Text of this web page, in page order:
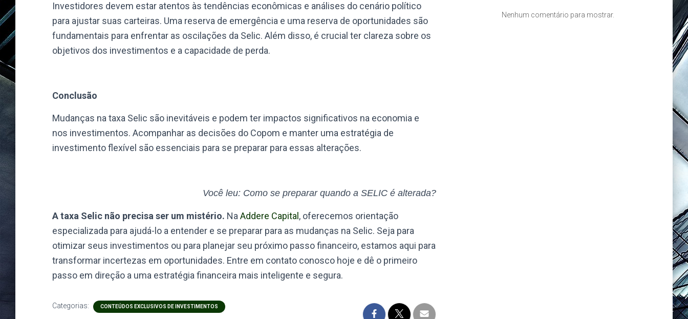
Investidores devem estar atentos às tendências econômicas e análises do cenário político
para ajustar suas carteiras. Uma reserva de emergência e uma reserva de oportunidades são
fundamentais para enfrentar as oscilações da Selic. Além disso, é crucial ter clareza sobre os
objetivos dos investimentos e a capacidade de perda.
Conclusão
Mudanças na taxa Selic são inevitáveis e podem ter impactos significativos na economia e
nos investimentos. Acompanhar as decisões do Copom e manter uma estratégia de
investimento flexível são essenciais para se preparar para essas alterações.
Você leu: Como se preparar quando a SELIC é alterada?
A taxa Selic não precisa ser um mistério. Na Addere Capital , oferecemos orientação
especializada para ajudá-lo a entender e se preparar para as mudanças na Selic. Seja para
otimizar seus investimentos ou para planejar seu próximo passo financeiro, estamos aqui para
transformar incertezas em oportunidades. Entre em contato conosco hoje e dê o primeiro
passo em direção a uma estratégia financeira mais inteligente e segura.
Categorias: CONTEÚDOS EXCLUSIVOS DE INVESTIMENTOS
Nenhum comentário para mostrar.